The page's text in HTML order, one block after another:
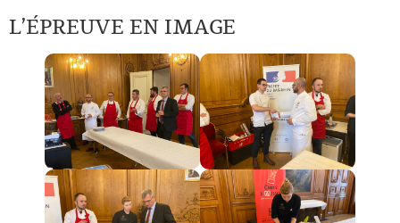
L’ÉPREUVE EN IMAGE